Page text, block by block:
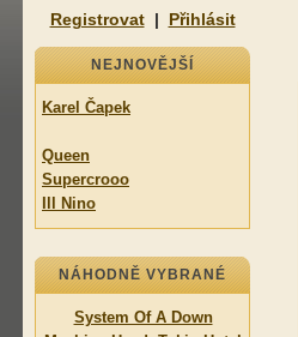
Registrovat| Přihlásit
NEJNOVĚJŠÍ
Karel Čapek
Queen
Supercrooo
Ill Nino
NÁHODNĚ VYBRANÉ
System Of A Down